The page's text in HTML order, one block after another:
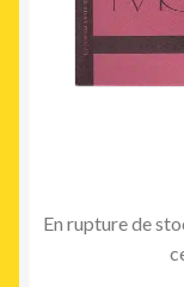
En rupture de